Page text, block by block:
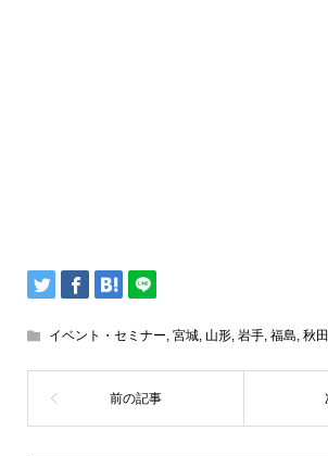
イベント・セミナー 宮城, 山形, 岩手, 福島 秋田